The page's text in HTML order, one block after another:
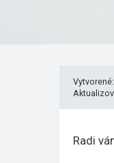
Radi